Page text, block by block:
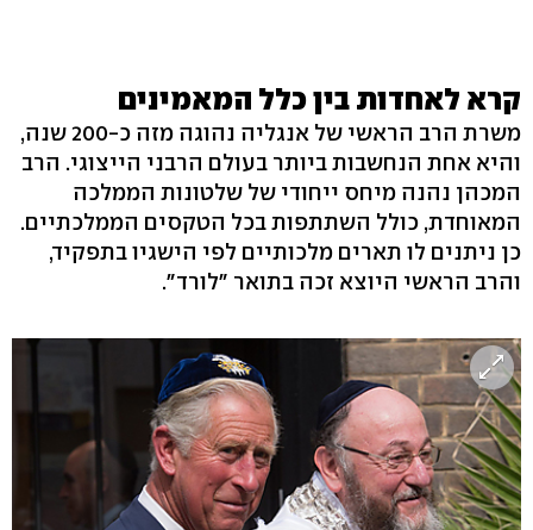
קרא לאחדות בין כלל המאמינים
משרת הרב הראשי של אנגליה נהוגה מזה כ-200 שנה,
והיא אחת הנחשבות ביותר בעולם הרבני הייצוגי. הרב
המכהן נהנה מיחס ייחודי של שלטונות הממלכה
המאוחדת, כולל השתתפות בכל הטקסים הממלכתיים.
כן ניתנים לו תארים מלכותיים לפי הישגיו בתפקיד,
והרב הראשי היוצא זכה בתואר "לורד".